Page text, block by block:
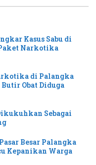
Kasus Sabu di
Narkotika
di Palangka
Obat Diduga
Sebagai
Besar Palangka
Kepanikan Warga